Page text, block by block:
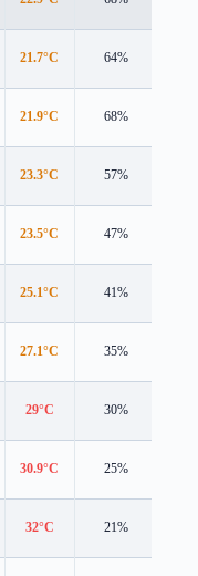
21.7°C 64%
21.9°C 68%
23.3°C 57%
23.5°C 47%
25.1°C 41%
27.1°C 35%
29°C 30%
30.9°C 25%
32°C 21%